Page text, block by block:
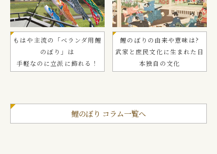
もはや主流の「ベランダ用鯉
のぼり」は
手軽なのに立派に飾れる！
鯉のぼりの由来や意味は?
武家と庶民文化に生まれた日
本独自の文化
鯉のぼり コラム一覧へ